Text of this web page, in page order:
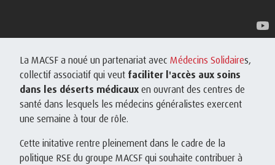
La MACSF a noué un partenariat avec Médecins Solidaires,
collectif associatif qui veut faciliter l'accès aux soins
dans les déserts médicaux en ouvrant des centres de
santé dans lesquels les médecins généralistes exercent
une semaine à tour de rôle.
Cette initative rentre pleinement dans le cadre de la
politique RSE du groupe MACSF qui souhaite contribuer à